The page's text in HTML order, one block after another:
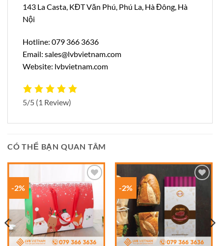
143 La Casta, KĐT Văn Phú, Phú La, Hà Đông, Hà
Nội
Hotline: 079 366 3636
Email: sales@lvbvietnam.com
Website: lvbvietnam.com
5/5 (1 Review)
CÓ THỂ BẠN QUAN TÂM
-2%
Add to
wishlist
-2%
Add to
wishlist